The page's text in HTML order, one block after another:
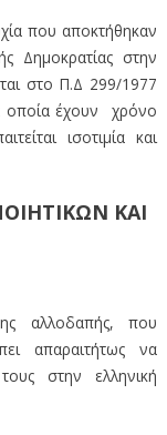
που αποκτήθηκαν
Δημοκρατίας στην
στο Π.Δ 299/1977
οποία έχουν χρόνο
ισοτιμία και
ΚΑΙ
αλλοδαπής, που
απαραιτήτως να
στην ελληνική